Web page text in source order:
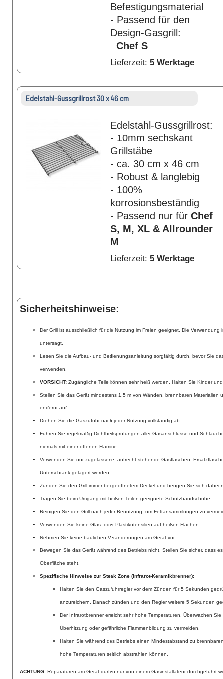
Befestigungsmaterial
- Passend für den
Design-Gasgrill:
Chef S
Lieferzeit: 5 Werktage
Edelstahl-Gussgrillrost 30 x 46 cm
Edelstahl-Gussgrillrost:
- 10mm sechskant
Grillstäbe
- ca. 30 cm x 46 cm
- Robust & langlebig
- 100%
korrosionsbeständig
- Passend nur für Chef
S, M, XL & Allrounder
M
Lieferzeit: 5 Werktage
Sicherheitshinweise:
Der Grill ist ausschließlich für die Nutzung im Freien geeignet. Die Verwendung
untersagt.
Lesen Sie die Aufbau- und Bedienungsanleitung sorgfältig durch, bevor Sie
verwenden.
VORSICHT: Zugängliche Teile können sehr heiß werden. Halten Sie Kinder
Stellen Sie das Gerät mindestens 1,5 m von Wänden, brennbaren Materialien
entfernt auf.
Drehen Sie die Gaszufuhr nach jeder Nutzung vollständig ab.
Führen Sie regelmäßig Dichtheitsprüfungen aller Gasanschlüsse und
niemals mit einer offenen Flamme.
Verwenden Sie nur zugelassene, aufrecht stehende Gasflaschen.
Unterschrank gelagert werden.
Zünden Sie den Grill immer bei geöffnetem Deckel und beugen Sie sich dabei
Tragen Sie beim Umgang mit heißen Teilen geeignete Schutzhandschuhe.
Reinigen Sie den Grill nach jeder Benutzung, um Fettansammlungen zu
Verwenden Sie keine Glas- oder Plastikutensilien auf heißen Flächen.
Nehmen Sie keine baulichen Veränderungen am Gerät vor.
Bewegen Sie das Gerät während des Betriebs nicht. Stellen Sie sicher, dass
Oberfläche steht.
Spezifische Hinweise zur Steak Zone (Infrarot-Keramikbrenner):
Halten Sie den Gaszufuhrregler vor dem Zünden für 5 Sekunden
anzureichern. Danach zünden und den Regler weitere 5 Sekunden
Der Infrarotbrenner erreicht sehr hohe Temperaturen. Überwachen
Überhitzung oder gefährliche Flammenbildung zu vermeiden.
Halten Sie während des Betriebs einen Mindestabstand zu
hohe Temperaturen seitlich abstrahlen können.
ACHTUNG: Reparaturen am Gerät dürfen nur von einem Gasinstallateur durchgeführt